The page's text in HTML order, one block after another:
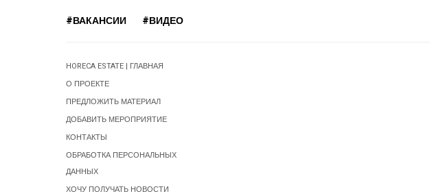
#ВАКАНСИИ #ВИДЕО
HORECA ESTATE | ГЛАВНАЯ
О ПРОЕКТЕ
ПРЕДЛОЖИТЬ МАТЕРИАЛ
ДОБАВИТЬ МЕРОПРИЯТИЕ
КОНТАКТЫ
ОБРАБОТКА ПЕРСОНАЛЬНЫХ
ДАННЫХ
ХОЧУ ПОЛУЧАТЬ НОВОСТИ